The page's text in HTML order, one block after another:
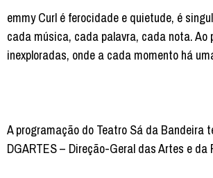
emmy Curl é ferocidade e quietude, é
cada música, cada palavra, cada nota. Ao
inexploradas, onde a cada momento há
A programação do Teatro Sá da Bandeira
DGARTES – Direção-Geral das Artes e